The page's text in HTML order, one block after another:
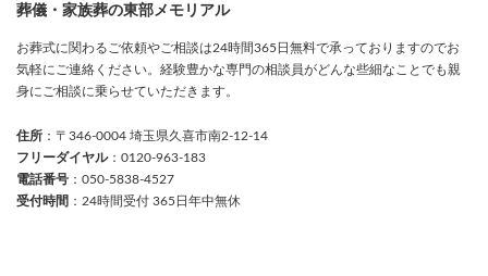
葬儀・家族葬の東部メモリアル
お葬式に関わるご依頼やご相談は24時間365日無料で承っておりますのでお
気軽にご連絡ください。経験豊かな専門の相談員がどんな些細なことでも親
身にご相談に乗らせていただきます。
住所 ：〒346-0004 埼玉県久喜市南2-12-14
フリーダイヤル：0120-963-183
電話番号 ：050-5838-4527
受付時間 ：24時間受付 365日年中無休